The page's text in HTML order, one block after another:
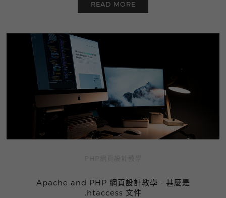
READ MORE
Apache and PHP 網頁設計教學 - 甚麼是
.htaccess 文件